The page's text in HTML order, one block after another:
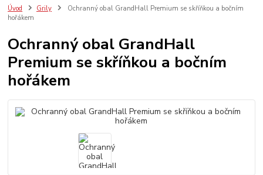
Úvod Grily
Ochranný obal GrandHall Premium se skříňkou a bočním
hořákem
Ochranný obal GrandHall
Premium se skříňkou a bočním
hořákem